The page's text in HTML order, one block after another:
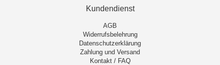
Kundendienst
AGB
Widerrufsbelehrung
Datenschutzerklärung
Zahlung und Versand
Kontakt / FAQ